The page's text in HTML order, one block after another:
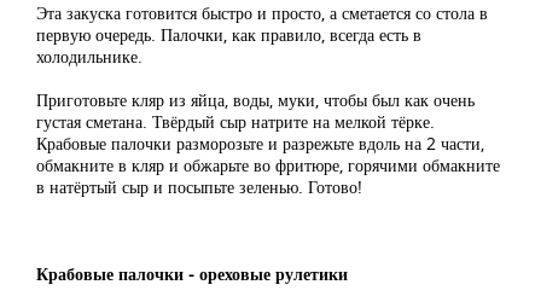
Эта закуска готовится быстро и просто, а сметается со стола в
первую очередь. Палочки, как правило, всегда есть в
холодильнике.
Приготовьте кляр из яйца, воды, муки, чтобы был как очень
густая сметана. Твёрдый сыр натрите на мелкой тёрке.
Крабовые палочки разморозьте и разрежьте вдоль на 2 части,
обмакните в кляр и обжарьте во фритюре, горячими обмакните
в натёртый сыр и посыпьте зеленью. Готово!
Крабовые палочки - ореховые рулетики